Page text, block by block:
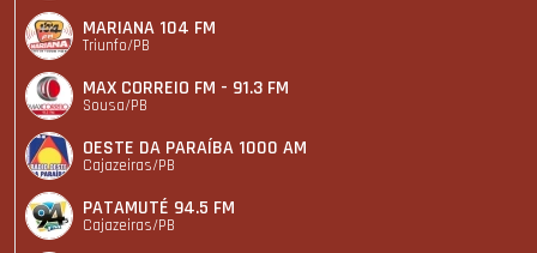
MARIANA 104 FM
Triunfo/PB
MAX CORREIO FM - 91.3 FM
Sousa/PB
OESTE DA PARAÍBA 1000 AM
Cajazeiras/PB
PATAMUTÉ 94.5 FM
Cajazeiras/PB